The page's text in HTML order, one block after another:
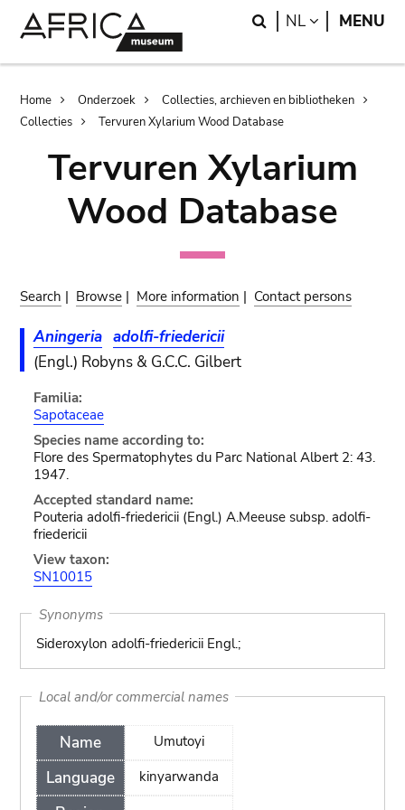
Search
NL LANGUAGE
MENU
Breadcrumb
Home Onderzoek
Collecties, archieven en bibliotheken
Collecties
Tervuren Xylarium Wood Database
Tervuren Xylarium
Wood Database
Search | Browse | More information | Contact persons
Aningeria adolfi-friedericii
(Engl.) Robyns & G.C.C. Gilbert
Familia:
Sapotaceae
Species name according to:
Flore des Spermatophytes du Parc National Albert 2: 43.
1947.
Accepted standard name:
Pouteria adolfi-friedericii (Engl.) A.Meeuse subsp. adolfi-
friedericii
View taxon:
SN10015
Synonyms
Sideroxylon adolfi-friedericii Engl.;
Local and/or commercial names
Name
Language
Umutoyi
kinyarwanda